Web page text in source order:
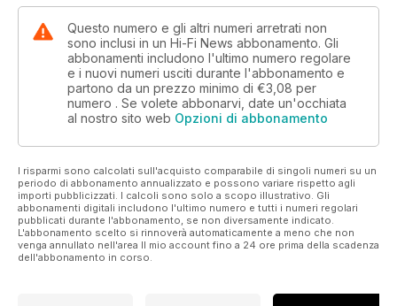
turntable/tonearm; T+A Solitaire S530 line-source speakers;
Musical Fidelity M8x Vinyl phono preamplifier; Skyanalog G-1
MKII moving-coil cartridge; PS Audio Stellar Strata MK2
integrated amplifier; KEF Q11 Meta floorstanding speakers
Questo numero e gli altri numeri arretrati non
sono inclusi in un Hi-Fi News abbonamento. Gli
abbonamenti includono l'ultimo numero regolare
e i nuovi numeri usciti durante l'abbonamento e
partono da un prezzo minimo di €3,08 per
numero . Se volete abbonarvi, date un'occhiata
al nostro sito web Opzioni di abbonamento
I risparmi sono calcolati sull'acquisto comparabile di singoli numeri su un
periodo di abbonamento annualizzato e possono variare rispetto agli
importi pubblicizzati. I calcoli sono solo a scopo illustrativo. Gli
abbonamenti digitali includono l'ultimo numero e tutti i numeri regolari
pubblicati durante l'abbonamento, se non diversamente indicato.
L'abbonamento scelto si rinnoverà automaticamente a meno che non
venga annullato nell'area Il mio account fino a 24 ore prima della scadenza
dell'abbonamento in corso.